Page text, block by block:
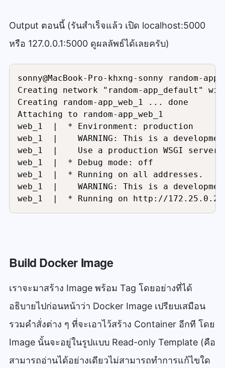
Output ตอนนี้ (รันสำเร็จแล้ว เปิด localhost:5000
หรือ 127.0.0.1:5000 ดูผลลัพธ์ได้เลยครับ)
sonny@MacBook-Pro-khxng-sonny random-
Creating network "random-app_default"
Creating random-app_web_1 ... done
Attaching to random-app_web_1
web_1  |  * Environment: production
web_1  |    WARNING: This is a
web_1  |    Use a production WSGI server
web_1  |  * Debug mode: off
web_1  |  * Running on all addresses.
web_1  |    WARNING: This is a
web_1  |  * Running on http://
Build Docker Image
เราจะมาสร้าง Image พร้อม Tag โดยอย่างที่ได้
อธิบายไปก่อนหน้าว่า Docker Image เปรียบเสมือน
รวมคำสั่งต่าง ๆ ที่จะเอาไว้สร้าง Container อีกที โดย
Image นั้นจะอยู่ในรูปแบบ Read-only Template (คือ
สามารถอ่านได้อย่างเดียวไม่สามารถทำการแก้ไขใด